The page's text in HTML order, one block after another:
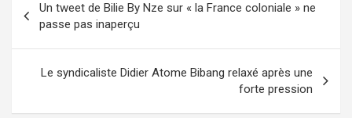
de
l’article
Un tweet de Bilie By Nze sur « la France coloniale » ne
passe pas inaperçu
Le syndicaliste Didier Atome Bibang relaxé après une
forte pression